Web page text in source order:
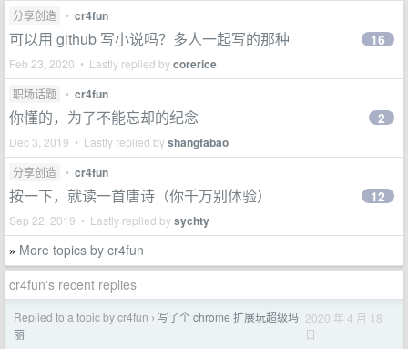
分享创造 • cr4fun
可以用 github 写小说吗？多人一起写的那种
Feb 23, 2020 • Lastly replied bycorerice
16
职场话题 • cr4fun
你懂的，为了不能忘却的纪念
Dec 3, 2019 • Lastly replied byshangfabao
2
分享创造 • cr4fun
按一下，就读一首唐诗（你千万别体验）
Sep 22, 2019 • Lastly replied bysychty
12
» More topics by cr4fun
cr4fun's recent replies
Replied to a topic by cr4fun › 写了个 chrome 扩展玩超级玛
丽
2020 年 4 月 18
日